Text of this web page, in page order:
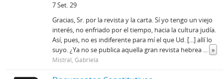
7 Set. 29
Gracias, Sr. por la revista y la carta. Sí yo tengo un viejo
interés, no enfriado por el tiempo, hacia la cultura judía.
Así, pues, no es indiferente para mí el que Ud. [...] allí lo
suyo. ¿Ya no se publica aquella gran revista hebrea ... »
Mistral, Gabriela